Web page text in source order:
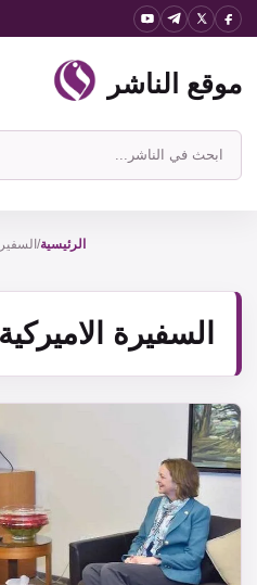
انتقل
المحتوى
موقع الناشر
ابحث
في
الرئيسية/
السفيرة الاميركية